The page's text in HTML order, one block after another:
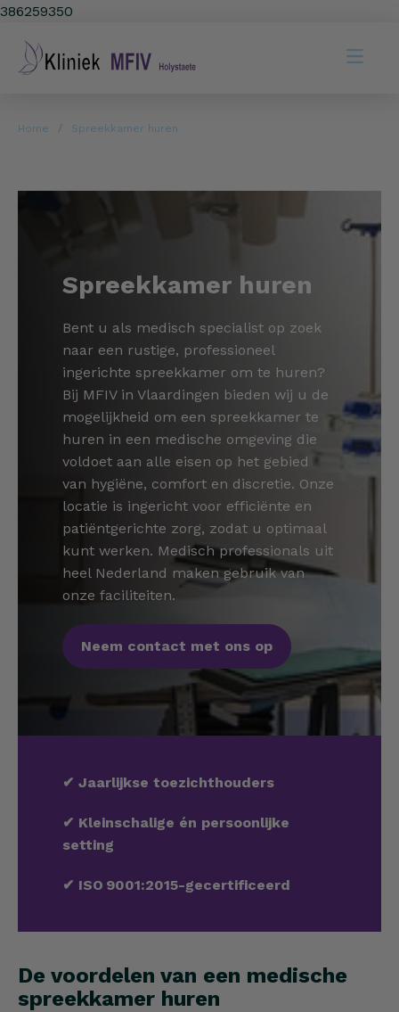
386259350
Home Spreekkamer huren
Spreekkamer huren
Bent u als medisch specialist op zoek
naar een rustige, professioneel
ingerichte spreekkamer om te huren?
Bij MFIV in Vlaardingen bieden wij u de
mogelijkheid om een spreekkamer te
huren in een medische omgeving die
voldoet aan alle eisen op het gebied
van hygiëne, comfort en discretie. Onze
locatie is ingericht voor efficiënte en
patiëntgerichte zorg, zodat u optimaal
kunt werken. Medisch professionals uit
heel Nederland maken gebruik van
onze faciliteiten.
Neem contact met ons op
✔ Jaarlijkse toezichthouders
✔ Kleinschalige én persoonlijke
setting
✔ ISO 9001:2015-gecertificeerd
De voordelen van een medische
spreekkamer huren